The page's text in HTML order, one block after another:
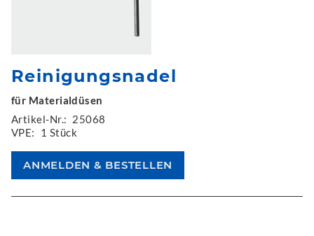
Reinigungsnadel
für Materialdüsen
Artikel-Nr.: 25068
VPE:
1 Stück